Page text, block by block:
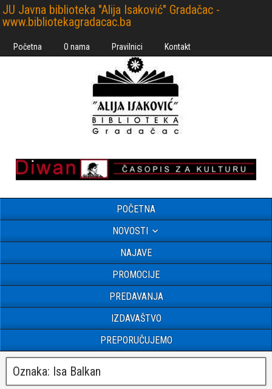
JU Javna biblioteka "Alija Isaković" Gradačac -
www.bibliotekagradacac.ba
Početna O nama Pravilnici Kontakt
POČETNA
NOVOSTI
NAJAVE
PROMOCIJE
PREDAVANJA
IZDAVAŠTVO
PREPORUČUJEMO
Oznaka: Isa Balkan